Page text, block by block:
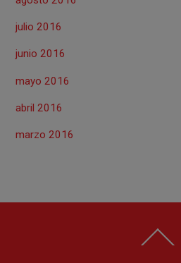
julio 2016
junio 2016
mayo 2016
abril 2016
marzo 2016
To